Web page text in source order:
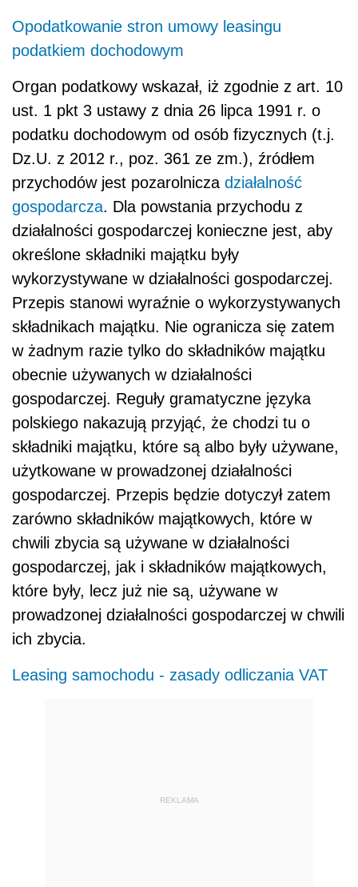
Opodatkowanie stron umowy leasingu
podatkiem dochodowym
Organ podatkowy wskazał, iż zgodnie z art. 10
ust. 1 pkt 3 ustawy z dnia 26 lipca 1991 r. o
podatku dochodowym od osób fizycznych (t.j.
Dz.U. z 2012 r., poz. 361 ze zm.), źródłem
przychodów jest pozarolnicza działalność
gospodarcza. Dla powstania przychodu z
działalności gospodarczej konieczne jest, aby
określone składniki majątku były
wykorzystywane w działalności gospodarczej.
Przepis stanowi wyraźnie o wykorzystywanych
składnikach majątku. Nie ogranicza się zatem
w żadnym razie tylko do składników majątku
obecnie używanych w działalności
gospodarczej. Reguły gramatyczne języka
polskiego nakazują przyjąć, że chodzi tu o
składniki majątku, które są albo były używane,
użytkowane w prowadzonej działalności
gospodarczej. Przepis będzie dotyczył zatem
zarówno składników majątkowych, które w
chwili zbycia są używane w działalności
gospodarczej, jak i składników majątkowych,
które były, lecz już nie są, używane w
prowadzonej działalności gospodarczej w chwili
ich zbycia.
Leasing samochodu - zasady odliczania VAT
REKLAMA